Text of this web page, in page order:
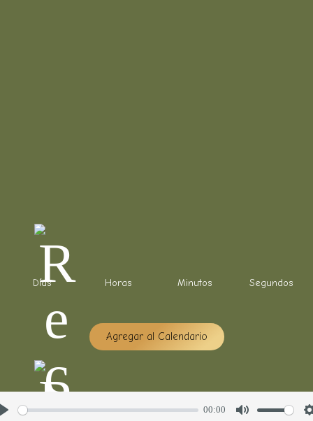
Días Horas Minutos Segundos
Agregar al Calendario
00:00